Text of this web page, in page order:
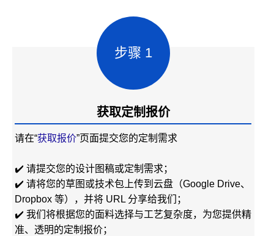
步骤 1
获取定制报价
请在“获取报价”页面提交您的定制需求
✔️ 请提交您的设计图稿或定制需求；
✔️ 请将您的草图或技术包上传到云盘（Google Drive、
Dropbox 等），并将 URL 分享给我们；
✔️ 我们将根据您的面料选择与工艺复杂度，为您提供精
准、透明的定制报价；